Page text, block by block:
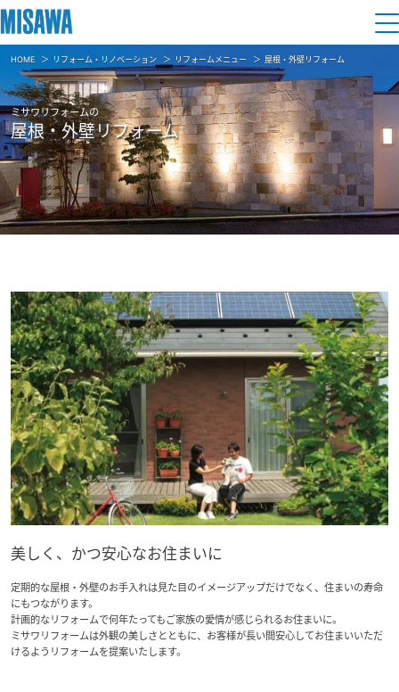
住まい
建てる [注文住宅]
商品ラインアップ
デザイン
建築事例・建築実例
デザイナーズギャラリー
インテリア
住まいづくりガイド
買う
分譲住宅（建売・土地）検索
中古住宅検索
スムストック検索
土地活用
個人のお客さま
賃貸併用住宅
店舗・各種施設
土地活用モデルルーム見学
土地活用実例
法人のお客さま
企業不動産活用（CRE）戦略
社宅建築
医療・介護・子育て・障がい福祉施設
リフォーム
ミサワリフォームとは
リフォームの流れ
リフォームメニュー
リフォーム事例
事業用
事業用リノベーション
ホテル・旅館リフォーム
リフォーム営業所
複合開発・投資開発
複合開発事業（ASMACI-アスマチ-）
再開発・官民連携事業
分譲マンション開発事業
収益不動産・投資開発事業
建築再生事業
事業用売買
事業用地・事業用建物
オーナーサポート
サポートメニュー
住まいるりんぐ（ロングサポート）
保証制度
アフターメンテナンス
ミサワリフォーム
ご相談窓口
企業・IR情報
企業・IR
ニュース
MISAWAについて
IR情報
SDGs
展示場・イベント情報
カタログ請求
住まいのご相談
HOME リフォーム・リノベーション リフォームメニュー 屋根・外壁リフォーム
ミサワリフォームの
屋根・外壁リフォーム
美しく、かつ安心なお住まいに
定期的な屋根・外壁のお手入れは見た目のイメージアップだけでなく、住まいの寿命
にもつながります。
計画的なリフォームで何年たってもご家族の愛情が感じられるお住まいに。
ミサワリフォームは外観の美しさとともに、お客様が長い間安心してお住まいいただ
けるようリフォームを提案いたします。